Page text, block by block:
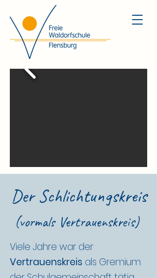
Der Schlichtungskreis
(vormals Vertrauenskreis)
Viele Jahre war der
Vertrauenskreis als Gremium